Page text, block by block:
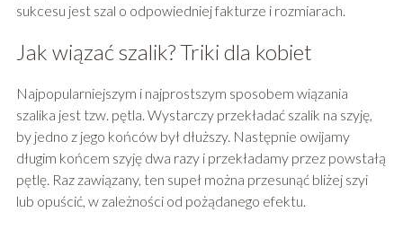
sukcesu jest szal o odpowiedniej fakturze i rozmiarach.
Jak wiązać szalik? Triki dla kobiet
Najpopularniejszym i najprostszym sposobem wiązania
szalika jest tzw. pętla. Wystarczy przekładać szalik na szyję,
by jedno z jego końców był dłuższy. Następnie owijamy
długim końcem szyję dwa razy i przekładamy przez powstałą
pętlę. Raz zawiązany, ten supeł można przesunąć bliżej szyi
lub opuścić, w zależności od pożądanego efektu.